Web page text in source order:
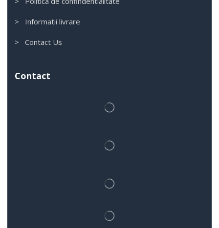
> Informatii livrare
> Contact Us
Contact